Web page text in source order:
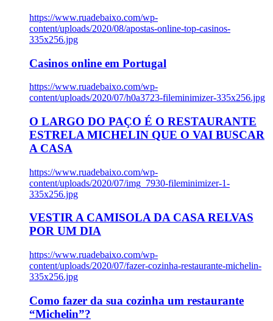
https://www.ruadebaixo.com/wp-
content/uploads/2020/08/apostas-online-top-casinos-
335x256.jpg
Casinos online em Portugal
https://www.ruadebaixo.com/wp-
content/uploads/2020/07/h0a3723-fileminimizer-335x256.jpg
O LARGO DO PAÇO É O RESTAURANTE
ESTRELA MICHELIN QUE O VAI BUSCAR
A CASA
https://www.ruadebaixo.com/wp-
content/uploads/2020/07/img_7930-fileminimizer-1-
335x256.jpg
VESTIR A CAMISOLA DA CASA RELVAS
POR UM DIA
https://www.ruadebaixo.com/wp-
content/uploads/2020/07/fazer-cozinha-restaurante-michelin-
335x256.jpg
Como fazer da sua cozinha um restaurante
“Michelin”?